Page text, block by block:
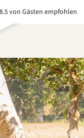
von Gästen empfohlen